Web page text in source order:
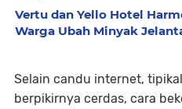
Vertu dan Yello Hotel
Warga Ubah Minyak
Selain candu internet,
berpikirnya cerdas, cara